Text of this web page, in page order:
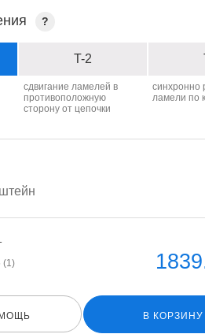
?
T-2
сдвигание ламелей в
противоположную
сторону от цепочки
синхронно
ламели по
(1)
В КОРЗИНУ